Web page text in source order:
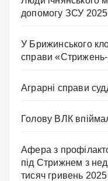
допомогу ЗСУ
У Брижинського
справи
Аграрні справи
Голову ВЛК
Афера з
під Стрижнем з
тисяч гривень